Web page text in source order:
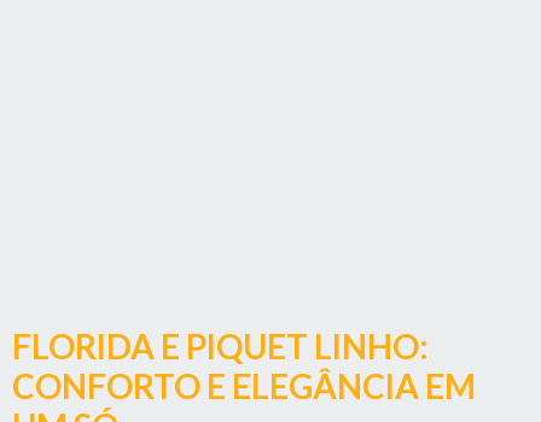
FLORIDA E PIQUET LINHO:
CONFORTO E ELEGÂNCIA EM